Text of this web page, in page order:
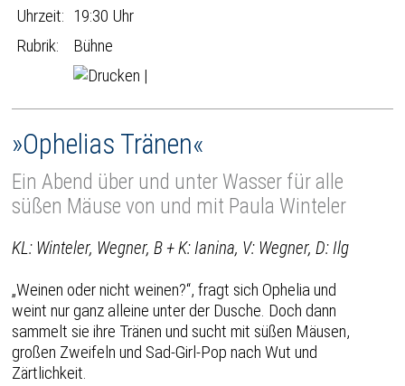
Uhrzeit: 19:30 Uhr
Rubrik:
Bühne
|
»Ophelias Tränen«
Ein Abend über und unter Wasser für alle
süßen Mäuse von und mit Paula Winteler
KL: Winteler, Wegner, B + K: Ianina, V: Wegner, D: Ilg
„Weinen oder nicht weinen?“, fragt sich Ophelia und
weint nur ganz alleine unter der Dusche. Doch dann
sammelt sie ihre Tränen und sucht mit süßen Mäusen,
großen Zweifeln und Sad-Girl-Pop nach Wut und
Zärtlichkeit.